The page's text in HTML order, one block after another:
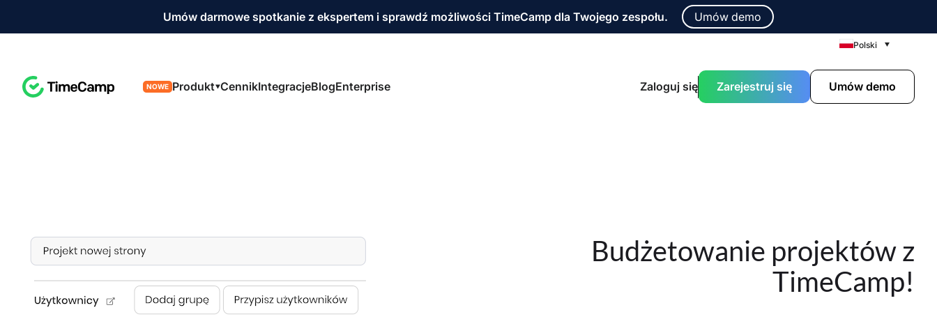
Umów darmowe spotkanie z ekspertem i sprawdź możliwości TimeCamp dla Twojego zespołu. Umów demo
Polski
NOWE Produkt CennikIntegracjeBlogEnterprise Zaloguj się Zarejestruj się Umów demo
Budżetowanie projektów z
TimeCamp!